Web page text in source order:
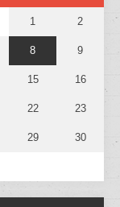
1 2
8 9
15 16
22 23
29 30